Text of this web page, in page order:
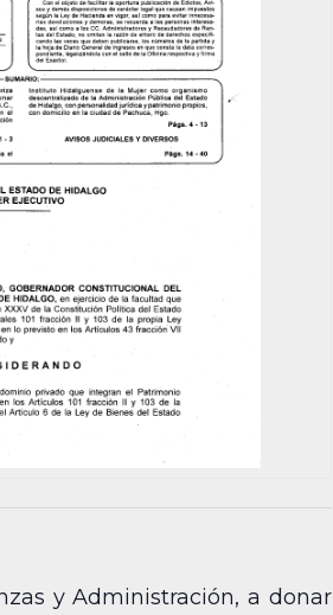
y Administración, a donar